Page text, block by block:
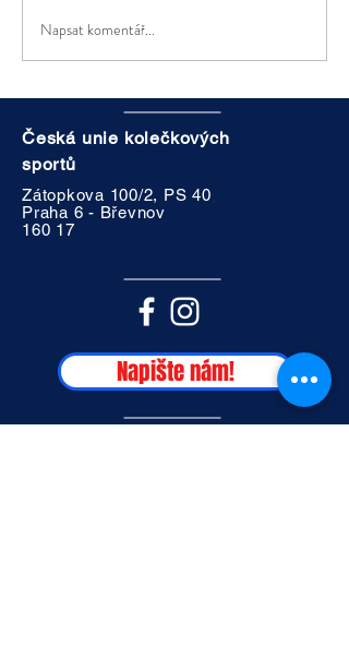
alpine Pořadatel:...
Napsat komentář...
Česká unie kolečkových
sportů
Zátopkova 100/2, PS 40,
Praha 6 - Břevnov
160 17
Napište nám!